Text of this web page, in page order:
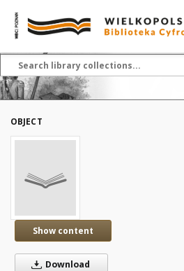
OBJECT
Show content
Download